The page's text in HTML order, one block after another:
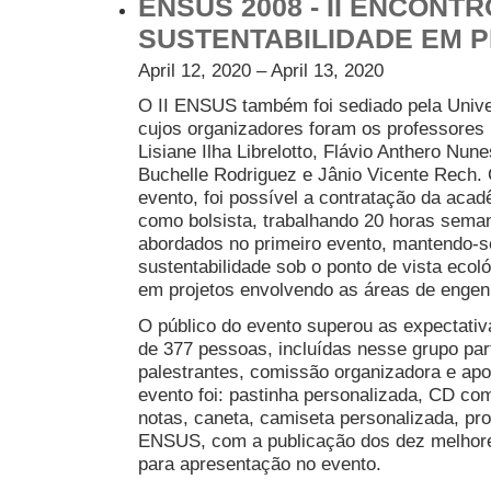
ENSUS 2008 - II
SUSTENTABILIDADE EM
April 12, 2020 – April 13, 2020
O II ENSUS também foi sediado pela
cujos organizadores foram os
Lisiane Ilha Librelotto, Flávio Anthero
Buchelle Rodriguez e Jânio Vicente
evento, foi possível a contratação da
como bolsista, trabalhando 20 horas
abordados no primeiro evento,
sustentabilidade sob o ponto de vista
em projetos envolvendo as áreas de
O público do evento superou as
de 377 pessoas, incluídas nesse grupo
palestrantes, comissão organizadora e
evento foi: pastinha personalizada, CD
notas, caneta, camiseta personalizada,
ENSUS, com a publicação dos dez
para apresentação no evento.